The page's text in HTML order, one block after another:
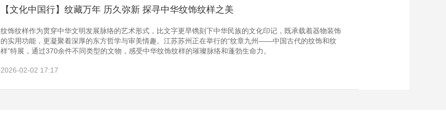
【文化中国行】纹藏万年 历久弥新 探寻中华纹饰纹样之美
纹饰纹样作为贯穿中华文明发展脉络的艺术形式，比文字更早镌刻下中华民族的文化印记，既承载着器物装饰
的实用功能，更凝聚着深厚的东方哲学与审美情趣。江苏苏州正在举行的“纹章九州——中国古代的纹饰和纹
样”特展，通过370余件不同类型的文物，感受中华纹饰纹样的璀璨脉络和蓬勃生命力。
2026-02-02 17:17